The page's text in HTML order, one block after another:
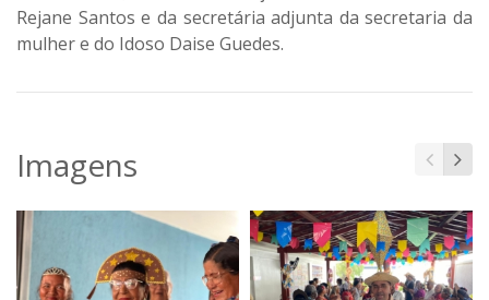
Rejane Santos e da secretária adjunta da secretaria da
mulher e do Idoso Daise Guedes.
Imagens